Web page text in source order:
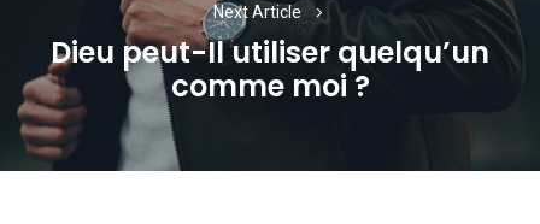
Next Article
Next
post:
Dieu peut-Il utiliser quelqu’un
comme moi ?